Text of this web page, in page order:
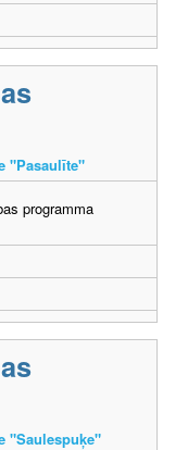
"Pasaulīte"
programma
"Saulespuķe"